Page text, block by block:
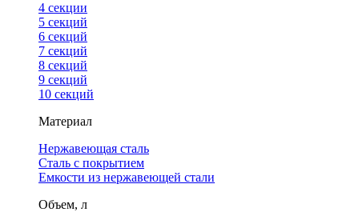
4 cекции
5 секций
6 секций
7 секций
8 секций
9 секций
10 секций
Материал
Нержавеющая сталь
Сталь с покрытием
Емкости из нержавеющей стали
Объем, л